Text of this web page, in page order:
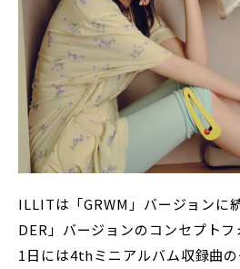
ILLITは「GRWM」バージョンに
DER」バージョンのコンセプト
1日には4thミニアルバム収録曲